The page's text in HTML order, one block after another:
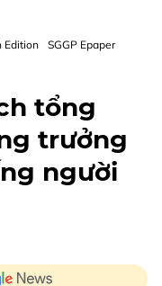
Edition SGGP Epaper
tổng
trưởng
người